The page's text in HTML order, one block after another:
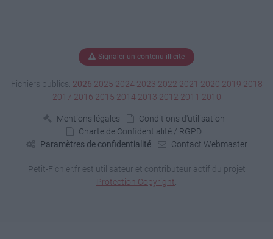
Signaler un contenu illicite
Fichiers publics: 2026 2025 2024 2023 2022 2021 2020 2019 2018
2017 2016 2015 2014 2013 2012 2011 2010
Mentions légales
Conditions d'utilisation
Charte de Confidentialité / RGPD
Paramètres de confidentialité
Contact Webmaster
Petit-Fichier.fr est utilisateur et contributeur actif du projet
Protection Copyright.